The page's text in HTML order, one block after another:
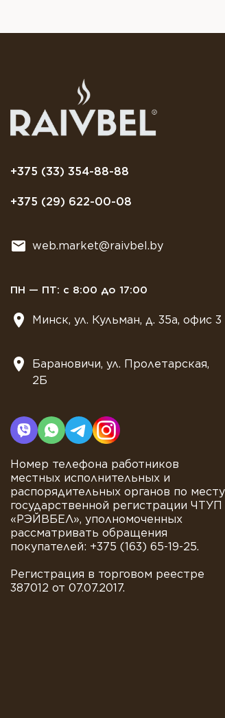
+375 (33) 354-88-88
+375 (29) 622-00-08
web.market@raivbel.by
ПН — ПТ: с 8:00 до 17:00
Минск, ул. Кульман, д. 35а, офис 3
Барановичи, ул. Пролетарская,
2Б
Номер телефона работников
местных исполнительных и
распорядительных органов по месту
государственной регистрации ЧТУП
«РЭЙВБЕЛ», уполномоченных
рассматривать обращения
покупателей: +375 (163) 65-19-25.
Регистрация в торговом реестре
387012 от 07.07.2017.